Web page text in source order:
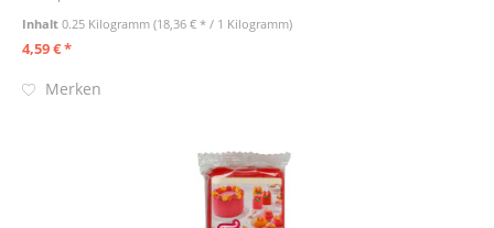
Inhalt0.25 Kilogramm(18,36 € * / 1 Kilogramm)
4,59 € *
Merken